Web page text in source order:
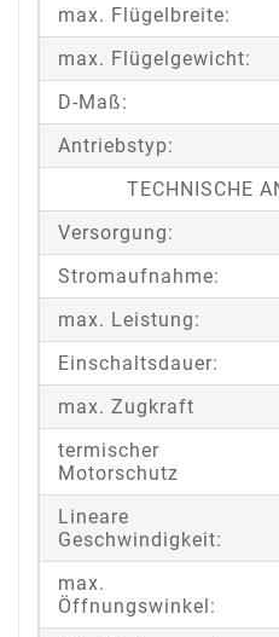
max. Flügelbreite:
max. Flügelgewicht:
D-Maß:
Antriebstyp:
TECHNISCHE
Versorgung:
Stromaufnahme:
max. Leistung:
Einschaltsdauer:
max. Zugkraft
termischer
Motorschutz
Lineare
Geschwindigkeit:
max.
Öffnungswinkel: